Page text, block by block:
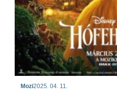
Mozi2025. 04. 11.